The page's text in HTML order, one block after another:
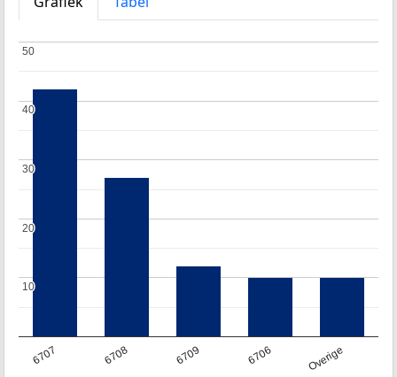
6707 6708 6709 6706 Overige
10
10
20
20
30
30
40
40
50
50